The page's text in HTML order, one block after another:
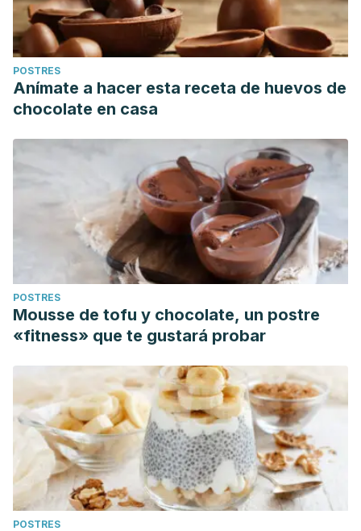
POSTRES
Anímate a hacer esta receta de huevos de
chocolate en casa
POSTRES
Mousse de tofu y chocolate, un postre
«fitness» que te gustará probar
POSTRES